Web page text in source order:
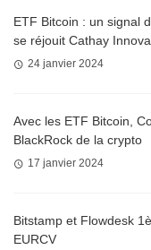
ETF Bitcoin : un signal
se réjouit Cathay
24 janvier 2024
Avec les ETF Bitcoin,
BlackRock de la crypto
17 janvier 2024
Bitstamp et Flowdesk
EURCV